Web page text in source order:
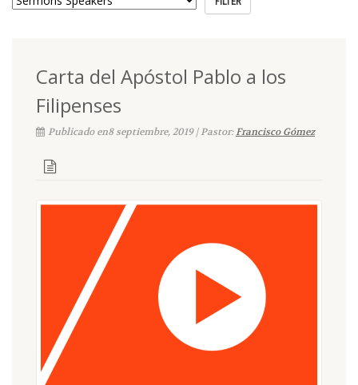
Carta del Apóstol Pablo a los
Filipenses
Publicado en8 septiembre, 2019 | Pastor:Francisco Gómez